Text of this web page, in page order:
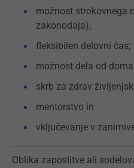
možnost strokovnega
zakonodaja);
fleksibilen delovni čas;
možnost dela od
skrb za zdrav
mentorstvo in
vključevanje v
Oblika zaposlitve ali